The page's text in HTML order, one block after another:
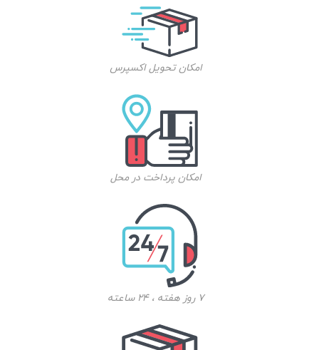
امکان تحویل اکسپرس
امکان پرداخت در محل
7 روز هفته ، 24 ساعته